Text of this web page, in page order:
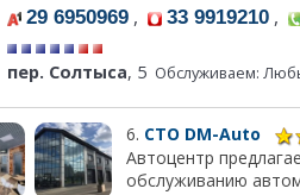
29 6950969 , 33 9919210 ,
пер. Солтыса, 5 Обслуживаем:
6. СТО DM-Auto
Автоцентр
обслуживанию